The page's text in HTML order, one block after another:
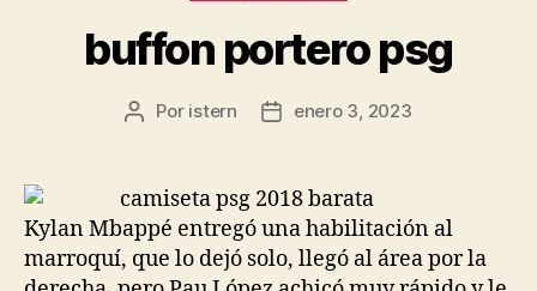
buffon portero psg
Autor
entrada
Por istern
Fecha
entrada
enero 3, 2023
Kylan Mbappé entregó una habilitación al
marroquí, que lo dejó solo, llegó al área por la